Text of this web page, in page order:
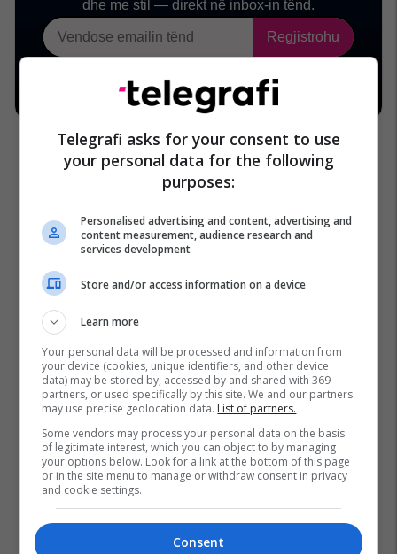
Telegrafi asks for your consent to use
your personal data for the following
purposes:
Personalised advertising and content, advertising and
content measurement, audience research and
services development
Store and/or access information on a device
Learn more
Your personal data will be processed and information from
your device (cookies, unique identifiers, and other device
data) may be stored by, accessed by and shared with 369
partners, or used specifically by this site. We and our partners
may use precise geolocation data. List of partners.
Some vendors may process your personal data on the basis
of legitimate interest, which you can object to by managing
your options below. Look for a link at the bottom of this page
or in the site menu to manage or withdraw consent in privacy
and cookie settings.
Consent